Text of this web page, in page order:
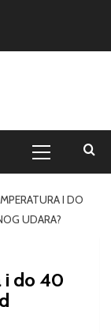
I DO
UDARA?
i do 40